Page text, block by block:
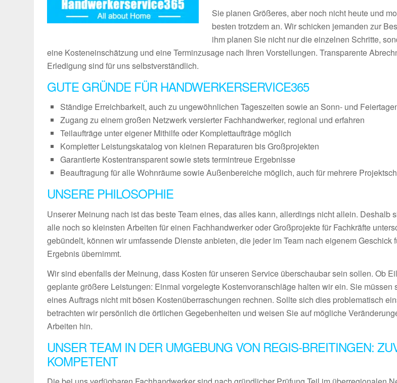
Sie planen Größeres, aber noch nicht heute und
besten trotzdem an. Wir schicken jemanden zur
ihm planen Sie nicht nur die einzelnen Schritte,
eine Kosteneinschätzung und eine Terminzusage nach Ihren Vorstellungen. Transparente
Erledigung sind für uns selbstverständlich.
GUTE GRÜNDE FÜR HANDWERKERSERVICE365
Ständige Erreichbarkeit, auch zu ungewöhnlichen Tageszeiten sowie an Sonn- und
Zugang zu einem großen Netzwerk versierter Fachhandwerker, regional und erfahren
Teilaufträge unter eigener Mithilfe oder Komplettaufträge möglich
Kompletter Leistungskatalog von kleinen Reparaturen bis Großprojekten
Garantierte Kostentransparent sowie stets termintreue Ergebnisse
Beauftragung für alle Wohnräume sowie Außenbereiche möglich, auch für mehrere
UNSERE PHILOSOPHIE
Unserer Meinung nach ist das beste Team eines, das alles kann, allerdings nicht allein. Deshalb
alle noch so kleinsten Arbeiten für einen Fachhandwerker oder Großprojekte für Fachkräfte
gebündelt, können wir umfassende Dienste anbieten, die jeder im Team nach eigenem Geschick
Ergebnis übernimmt.
Wir sind ebenfalls der Meinung, dass Kosten für unseren Service überschaubar sein sollen. Ob
geplante größere Leistungen: Einmal vorgelegte Kostenvoranschläge halten wir ein. Sie müssen
eines Auftrags nicht mit bösen Kostenüberraschungen rechnen. Sollte sich dies problematisch
betrachten wir persönlich die örtlichen Gegebenheiten und weisen Sie auf mögliche
Arbeiten hin.
UNSER TEAM IN DER UMGEBUNG VON REGIS-BREITINGEN:
KOMPETENT